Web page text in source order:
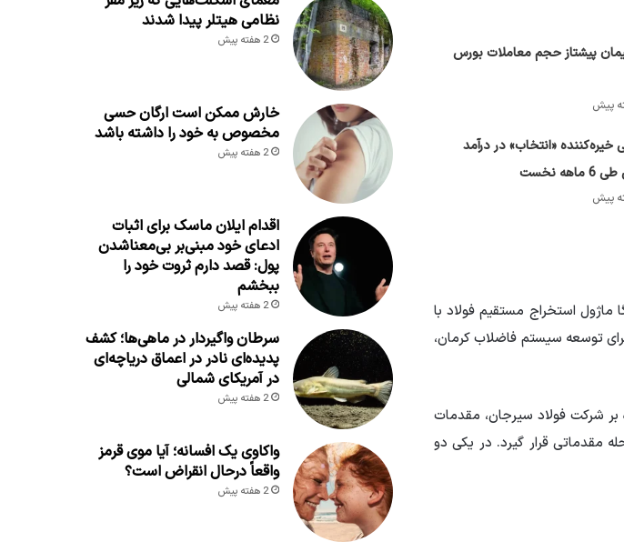
پیشتاز حجم معاملات بورس
خیره‌کننده «انتخاب» در درآمد
نخست
استخراج مستقیم فولاد با
برای توسعه سیستم فاضلاب کرمان،
شرکت فولاد سیرجان، مقدمات
مقدماتی قرار گیرد. در یکی دو
نظامی هیتلر پیدا شدند
2 هفته پیش
خارش ممکن است ارگان حسی
مخصوص به خود را داشته باشد
2 هفته پیش
اقدام ایلان ماسک برای اثبات
ادعای خود مبنی‌بر بی‌معناشدن
پول: قصد دارم ثروت خود را
ببخشم
2 هفته پیش
سرطان واگیردار در ماهی‌ها؛ کشف
پدیده‌ای نادر در اعماق دریاچه‌ای
در آمریکای شمالی
2 هفته پیش
واکاوی یک افسانه؛ آیا موی قرمز
واقعاً درحال انقراض است؟
2 هفته پیش